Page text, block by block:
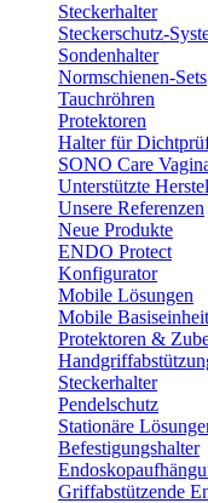
Steckerhalter
Steckerschutz-
Sondenhalter
Normschienen-Sets
Tauchröhren
Protektoren
Halter für
SONO Care
Unterstützte
Unsere Referenzen
Neue Produkte
ENDO Protect
Konfigurator
Mobile Lösungen
Mobile
Protektoren &
Steckerhalter
Pendelschutz
Stationäre
Befestigungshalter
Griffabstützende